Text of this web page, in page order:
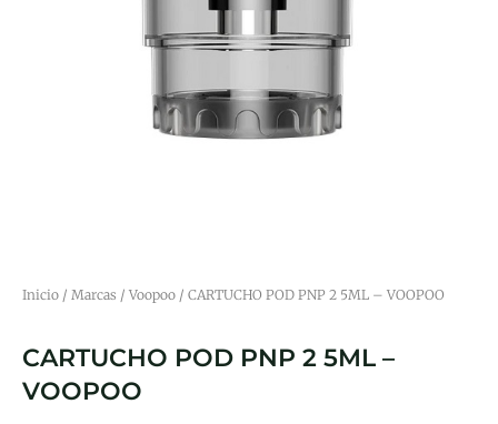
Inicio / Marcas / Voopoo / CARTUCHO POD PNP 2 5ML – VOOPOO
CARTUCHO POD PNP 2 5ML –
VOOPOO